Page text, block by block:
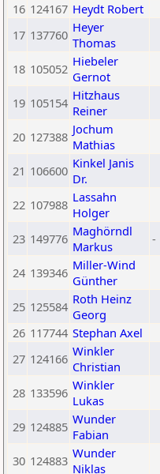
16 124167 Heydt Robert
17 137760 Heyer
Thomas
18 105052 Hiebeler
Gernot
19 105154 Hitzhaus
Reiner
20 127388 Jochum
Mathias
21 106600 Kinkel Janis
Dr.
22 107988 Lassahn
Holger
23 149776 Maghörndl
Markus
-
24 139346 Miller-Wind
Günther
25 125584 Roth Heinz
Georg
26 117744 Stephan Axel
27 124166 Winkler
Christian
28 133596 Winkler
Lukas
29 124885 Wunder
Fabian
30 124883 Wunder
Niklas